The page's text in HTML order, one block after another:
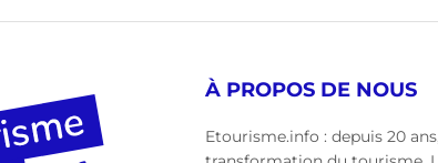
À PROPOS DE NOUS
Etourisme.info : depuis 20